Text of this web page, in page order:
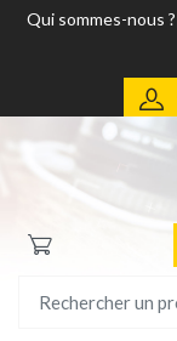
Qui sommes-nous ?